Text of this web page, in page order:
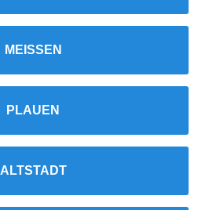
MEISSEN
PLAUEN
ALTSTADT